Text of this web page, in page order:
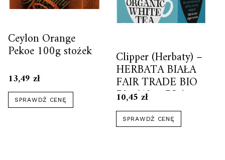
Ceylon Orange
Pekoe 100g stożek
13,49 zł
SPRAWDŹ CENĘ
Clipper (Herbaty) –
HERBATA BIAŁA
FAIR TRADE BIO
70g (40×1,75g)
10,45zł
SPRAWDŹ CENĘ